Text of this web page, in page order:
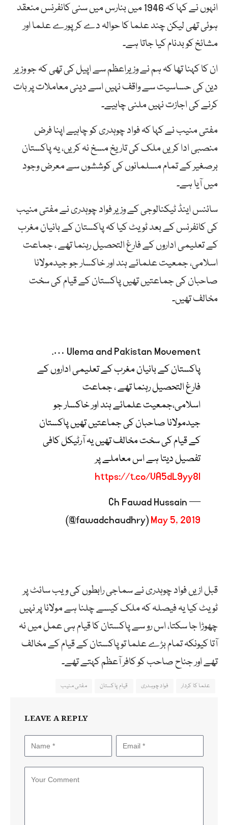
انہوں نے کہا کہ 1946 میں بنارس میں سنی کانفرنس منعقد
ہوئی تھی لیکن چند علما کا حوالہ دے کر پورے علما اور
مشائخ کو بدنام کیا جاتا ہے۔
ان کا کہنا تھا کہ ہم نے وزیراعظم سے اپیل کی تھی کہ جو وزیر
دین کی حساسیت سے واقف نہیں اسے دینی معاملات پر بات
کرنے کی اجازت نہیں ملنی چاہیے۔
مفتی منیب نے کہا کہ فواد چوہدری کو چاہیے اپنا فرض
منصبی ادا کریں ملک کی تاریخ مسخ نہ کریں، یہ پاکستان
برصغیر کے تمام مسلمانوں کی کوششوں سے معرض وجود
میں آیا ہے۔
سائنس اینڈ ٹیکنالوجی کے وزیر فواد چوہدری نے مفتی منیب
کی کانفرنس کے بعد ٹویٹ کیا کہ پاکستان کے بانیان مغرب
کے تعلیمی اداروں کے فارغ التحصیل رہنما تھے ، جماعت
اسلامی، جمعیت علمائے ہند اور خاکسار جو جیدمولانا
صاحبان کی جماعتیں تھیں پاکستان کے قیام کی سخت
مخالف تھیں۔
Ulema and Pakistan Movement ….
پاکستان کے بانیان مغرب کے تعلیمی اداروں کے
فارغ التحصیل رہنما تھے ، جماعت
اسلامی،جمعیت علمائے ہند اور خاکسار جو
جیدمولانا صاحبان کی جماعتیں تھیں پاکستان
کے قیام کی سخت مخالف تھیں یہ آرٹیکل کافی
تفصیل دیتا ہے اس معاملے پر
https://t.co/VA5dL9yy8l
— Ch Fawad Hussain
(@fawadchaudhry)May 5, 2019
قبل ازیں فواد چوہدری نے سماجی رابطوں کی ویب سائٹ پر
ٹویٹ کیا یہ فیصلہ کہ ملک کیسے چلنا ہے مولانا پر نہیں
چھوڑا جا سکتا، اس رو سے پاکستان کا قیام ہی عمل میں نہ
آتا کیونکہ تمام بڑے علما تو پاکستان کے قیام کے مخالف
تھے اور جناح صاحب کو کافر آعظم کہتے تھے۔
علما کا کردار فواد چوہدری قیام پاکستان مفتی منیب
LEAVE A REPLY